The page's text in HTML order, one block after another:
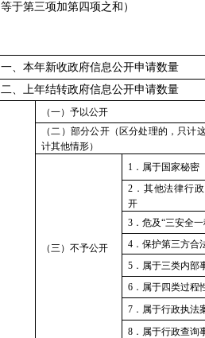
等于第三项加第四项之和）
一、本年新收政府信息公开申请数量
二、上年结转政府信息公开申请数量
（一）予以公开
（二）部分公开（区分处理的，只计
计其他情形）
（三）不予公开
1 ．属于国家秘密
2．其他法律行
开
3．危及“三安全
4．保护第三方合
5．属于三类内部
6．属于四类过程
7．属于行政执法
8．属于行政查询